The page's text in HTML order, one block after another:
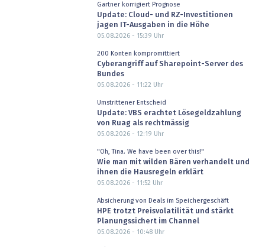
Gartner korrigiert Prognose
Update: Cloud- und RZ-Investitionen
jagen IT-Ausgaben in die Höhe
05.08.2026 - 15:39 Uhr
200 Konten kompromittiert
Cyberangriff auf Sharepoint-Server des
Bundes
05.08.2026 - 11:22 Uhr
Umstrittener Entscheid
Update: VBS erachtet Lösegeldzahlung
von Ruag als rechtmässig
05.08.2026 - 12:19 Uhr
"Oh, Tina. We have been over this!"
Wie man mit wilden Bären verhandelt und
ihnen die Hausregeln erklärt
05.08.2026 - 11:52 Uhr
Absicherung von Deals im Speichergeschäft
HPE trotzt Preisvolatilität und stärkt
Planungssichert im Channel
05.08.2026 - 10:48Uhr